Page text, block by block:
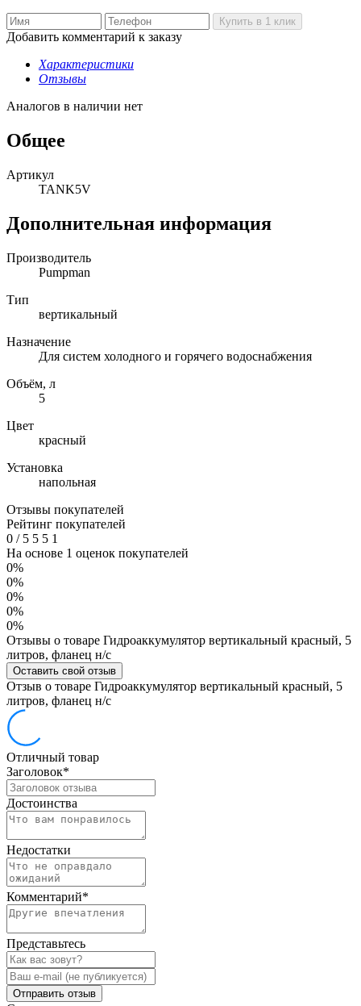
Добавить комментарий к заказу
Характеристики
Отзывы
Аналогов в наличии нет
Общее
Артикул
TANK5V
Дополнительная информация
Производитель
Pumpman
Тип
вертикальный
Назначение
Для систем холодного и горячего водоснабжения
Объём, л
5
Цвет
красный
Установка
напольная
Отзывы покупателей
Рейтинг покупателей
0 /5 5 5 1
На основе 1 оценок покупателей
0%
0%
0%
0%
0%
Отзывы о товаре Гидроаккумулятор вертикальный красный, 5
литров, фланец н/с
Оставить свой отзыв
Отзыв о товаре Гидроаккумулятор вертикальный красный, 5
литров, фланец н/с
Отличный товар
Заголовок*
Достоинства
Недостатки
Комментарий*
Представьтесь
Отправить отзыв